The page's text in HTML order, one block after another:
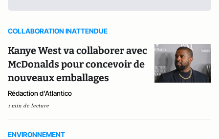
COLLABORATION INATTENDUE
Kanye West va collaborer avec
McDonalds pour concevoir de
nouveaux emballages
Rédaction d'Atlantico
1 min de lecture
ENVIRONNEMENT